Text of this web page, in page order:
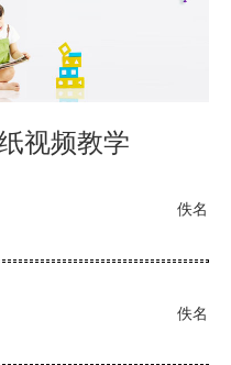
视频教学
佚名
佚名